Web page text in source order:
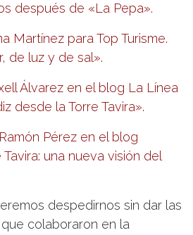
después de «La Pepa».
Martínez para Top Turisme.
de luz y de sal».
Álvarez en el blog La Línea
desde la Torre Tavira».
Pérez en el blog
una nueva visión del
despedirnos sin dar las
colaboraron en la